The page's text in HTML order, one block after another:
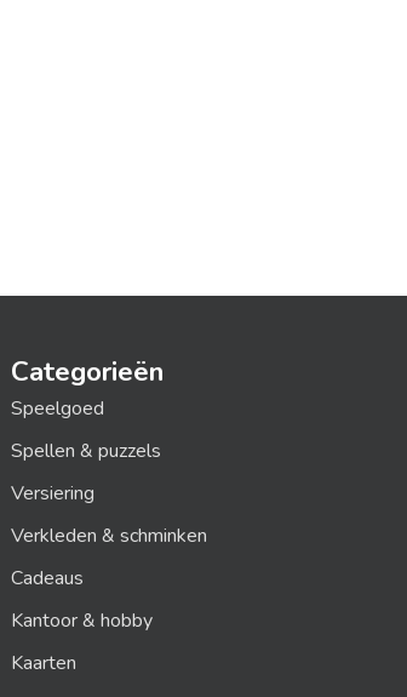
Categorieën
Speelgoed
Spellen & puzzels
Versiering
Verkleden & schminken
Cadeaus
Kantoor & hobby
Kaarten